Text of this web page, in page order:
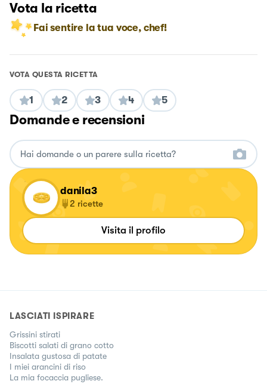
Vota la ricetta
Fai sentire la tua voce, chef!
VOTA QUESTA RICETTA
1 2 3 4 5
Domande e recensioni
danila3
2 ricette
Visita il profilo
LASCIATI ISPIRARE
Grissini stirati
Biscotti salati di grano cotto
Insalata gustosa di patate
I miei arancini di riso
La mia focaccia pugliese.